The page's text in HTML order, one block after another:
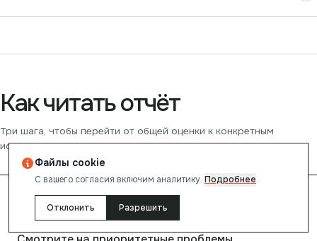
Как читать отчёт
Три шага, чтобы перейти от общей оценки к конкретным
исправлениям.
Файлы cookie
С вашего согласия включим аналитику. Подробнее
Отклонить Разрешить